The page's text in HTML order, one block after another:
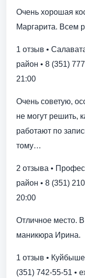
Очень хорошая
Маргарита. Всем
1 отзыв •
район • 8 (351)
21:00
Очень советую,
не могут решить,
работают по
тому…
2 отзыва •
район • 8 (351)
20:00
Отличное место.
маникюра Ирина.
1 отзыв •
(351) 742-55-51 •